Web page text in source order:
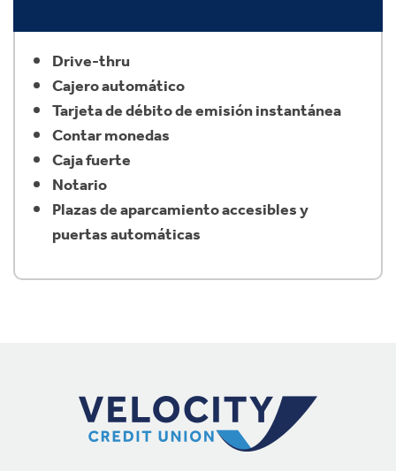
Drive-thru
Cajero automático
Tarjeta de débito de emisión instantánea
Contar monedas
Caja fuerte
Notario
Plazas de aparcamiento accesibles y
puertas automáticas